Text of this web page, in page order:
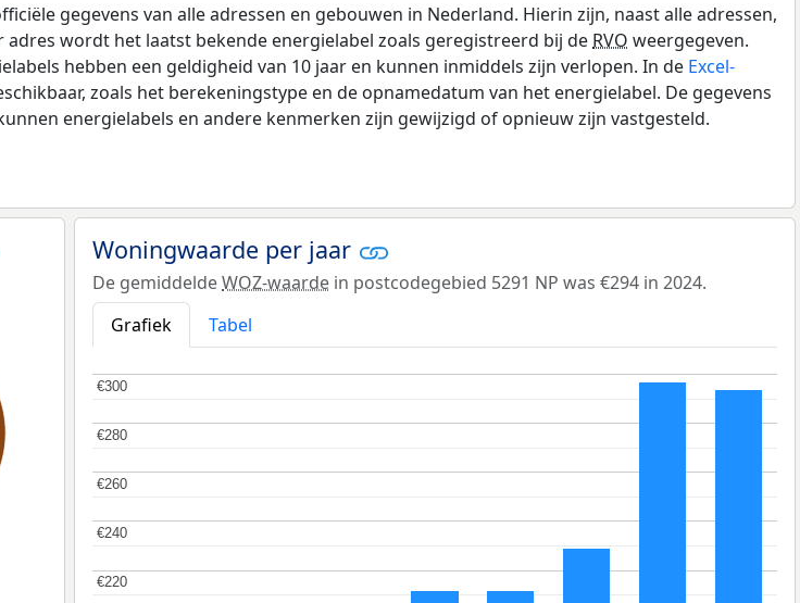
gegevens van alle adressen en gebouwen in Nederland. Hierin zijn, naast alle adressen,
wordt het laatst bekende energielabel zoals geregistreerd bij de RVO weergegeven.
hebben een geldigheid van 10 jaar en kunnen inmiddels zijn verlopen. In de Excel-
zoals het berekeningstype en de opnamedatum van het energielabel. De gegevens
energielabels en andere kenmerken zijn gewijzigd of opnieuw zijn vastgesteld.
Woningwaarde per jaar
De gemiddeldeWOZ-waarde in postcodegebied 5291 NP was €294 in 2024.
Grafiek
Tabel
€220
€220
€240
€240
€260
€260
€280
€280
€300
€300